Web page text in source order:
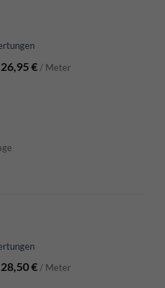
26,95€ / Meter
28,50€ / Meter